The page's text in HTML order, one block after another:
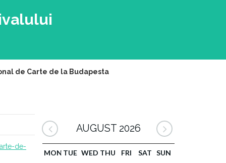
de Carte de la Budapesta
de-
AUGUST 2026
MON TUE WED THU FRI SAT SUN